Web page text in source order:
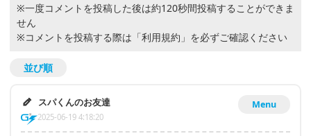
※一度コメントを投稿した後は約120秒間投稿することができま
せん
※コメントを投稿する際は 「利用規約」 を必ずご確認ください
並び順
Menu
スパくんのお友達
2025-06-19 4:18:20